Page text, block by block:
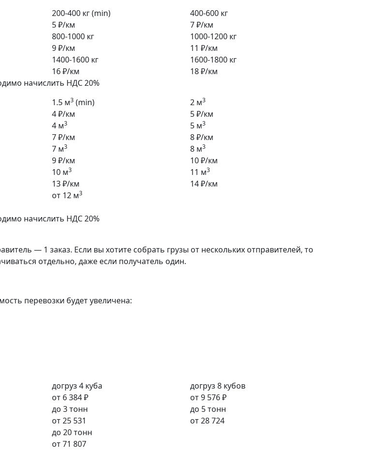
200-400 кг (min)
5 ₽/км
400-600 кг
7 ₽/км
800-1000 кг
9 ₽/км
1000-1200 кг
11 ₽/км
1400-1600 кг
16 ₽/км
1600-1800 кг
18 ₽/км
начислить НДС 20%
1.5 м3 (min)
4 ₽/км
2 м3
5 ₽/км
4 м3
7 ₽/км
5 м3
8 ₽/км
7 м3
9 ₽/км
8 м3
10 ₽/км
10 м3
13 ₽/км
11 м3
14 ₽/км
от 12 м3
начислить НДС 20%
— 1 заказ. Если вы хотите собрать грузы от нескольких отправителей, то
отдельно, даже если получатель один.
перевозки будет увеличена:
догруз 4 куба
от 6 384 ₽
догруз 8 кубов
от9 576 ₽
до 3 тонн
от25 531
до 5 тонн
от28 724
до 20 тонн
от71 807